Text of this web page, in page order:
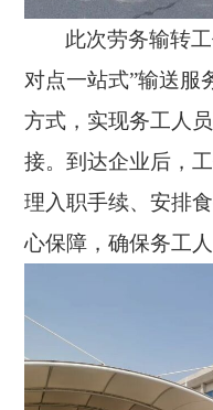
此次劳务输转
对点一站式”输送服
方式，实现务工人
接。到达企业后，
理入职手续、安排
心保障，确保务工